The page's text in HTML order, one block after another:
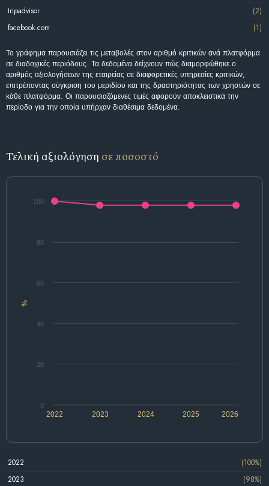
tripadvisor
(2)
facebook.com
(1)
Το γράφημα παρουσιάζει τις μεταβολές στον αριθμό κριτικών ανά πλατφόρμα
σε διαδοχικές περιόδους. Τα δεδομένα δείχνουν πώς διαμορφώθηκε ο
αριθμός αξιολογήσεων της εταιρείας σε διαφορετικές υπηρεσίες κριτικών,
επιτρέποντας σύγκριση του μεριδίου και της δραστηριότητας των χρηστών σε
κάθε πλατφόρμα. Οι παρουσιαζόμενες τιμές αφορούν αποκλειστικά την
περίοδο για την οποία υπήρχαν διαθέσιμα δεδομένα.
Τελική αξιολόγηση σε ποσοστό
%
2022 2024 2026
2023 2025
0
20
40
60
80
100
2022
(100%)
2023
(98%)